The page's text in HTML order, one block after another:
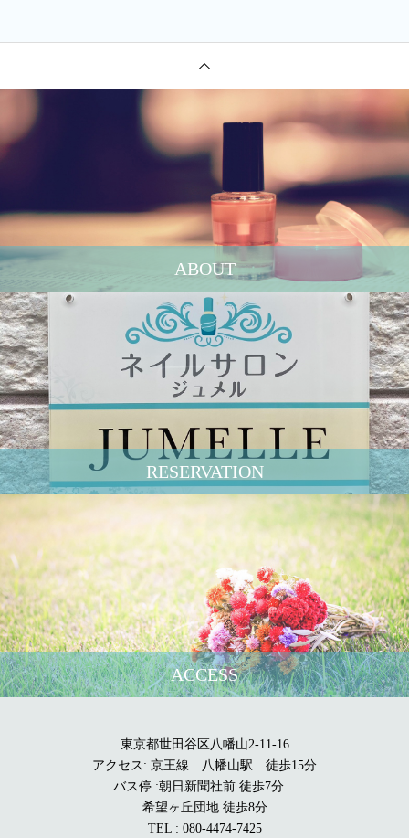
ABOUT
RESERVATION
ACCESS
東京都世田谷区八幡山2-11-16
アクセス: 京王線 八幡山駅 徒歩15分
バス停 :朝日新聞社前 徒歩7分
希望ヶ丘団地 徒歩8分
TEL : 080-4474-7425